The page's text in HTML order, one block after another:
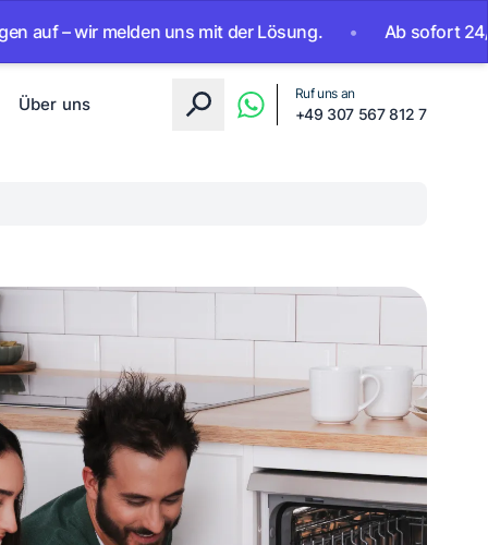
melden uns mit der Lösung. • Ab sofort 24/7
Über uns
Ruf uns an
+49 307 567 812 7